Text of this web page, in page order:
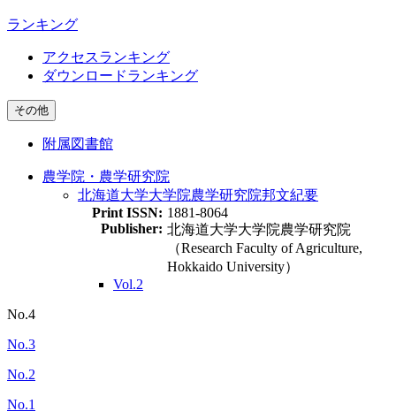
ランキング
アクセスランキング
ダウンロードランキング
その他
附属図書館
農学院・農学研究院
北海道大学大学院農学研究院邦文紀要
Print ISSN: 1881-8064
Publisher: 北海道大学大学院農学研究院
（Research Faculty of Agriculture,
Hokkaido University）
Vol.2
No.4
No.3
No.2
No.1